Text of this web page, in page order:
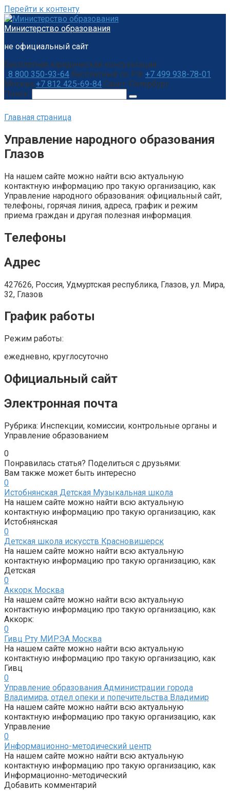
Перейти к контенту
Министерство образования
не официальный сайт
Бесплатная юридическая консультация:
8 800 350-93-64 бесплатный по РФ +7 499 938-78-01
Москва +7 812 425-69-84 Санкт-Петербург
Поиск:
Главная страница
Управление народного образования
Глазов
На нашем сайте можно найти всю актуальную
контактную информацию про такую организацию, как
Управление народного образования: официальный сайт,
телефоны, горячая линия, адреса, график и режим
приема граждан и другая полезная информация.
Телефоны
Адрес
427626, Россия, Удмуртская республика, Глазов, ул. Мира,
32, Глазов
График работы
Режим работы:
ежедневно, круглосуточно
Официальный сайт
Электронная почта
Рубрика: Инспекции, комиссии, контрольные органы и
Управление образованием
0
Понравилась статья? Поделиться с друзьями:
Вам также может быть интересно
0
Истобнянская Детская Музыкальная школа
На нашем сайте можно найти всю актуальную
контактную информацию про такую организацию, как
Истобнянская
0
Детская школа искусств Красновишерск
На нашем сайте можно найти всю актуальную
контактную информацию про такую организацию, как
Детская
0
Аккорк Москва
На нашем сайте можно найти всю актуальную
контактную информацию про такую организацию, как
Аккорк:
0
Гивц Рту МИРЭА Москва
На нашем сайте можно найти всю актуальную
контактную информацию про такую организацию, как
Гивц
0
Управление образования Администрации города
Владимира, отдел опеки и попечительства Владимир
На нашем сайте можно найти всю актуальную
контактную информацию про такую организацию, как
Управление
0
Информационно-методический центр
На нашем сайте можно найти всю актуальную
контактную информацию про такую организацию, как
Информационно-методический
Добавить комментарий